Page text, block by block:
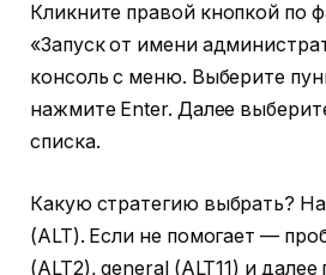
Кликните правой кнопкой по
«Запуск от имени
консоль с меню. Выберите
нажмите Enter. Далее
списка.
Какую стратегию выбрать?
(ALT). Если не помогает —
(ALT2), general (ALT11) и далее